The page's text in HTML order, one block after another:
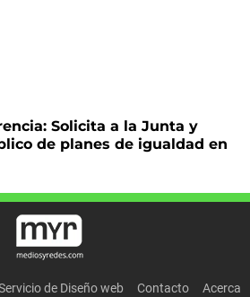
Solicita a la Junta y
de planes de igualdad en
de Diseño web Contacto
Acerca